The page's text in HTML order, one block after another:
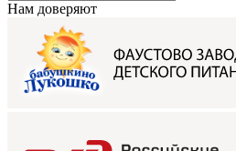
Нам доверяют